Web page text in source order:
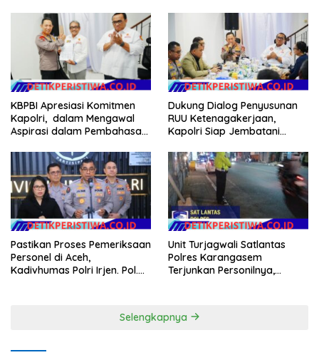
Agenda Kapolri
KBPBI Apresiasi Komitmen
Kapolri, dalam Mengawal
Aspirasi dalam Pembahasan
Dukung Dialog Penyusunan
RUU Ketenagakerjaan,
Kapolri Siap Jembatani
Pastikan Proses Pemeriksaan
Personel di Aceh,
Kadivhumas Polri Irjen. Pol.
Unit Turjagwali Satlantas
Polres Karangasem
Terjunkan Personilnya,
Selengkapnya